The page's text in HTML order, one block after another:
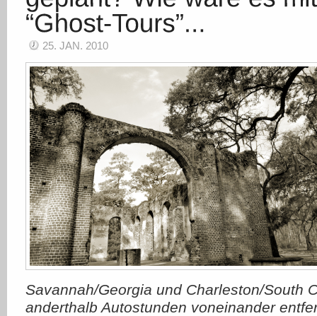
25. JAN. 2010
Savannah/Georgia und Charleston/South
anderthalb Autostunden voneinander